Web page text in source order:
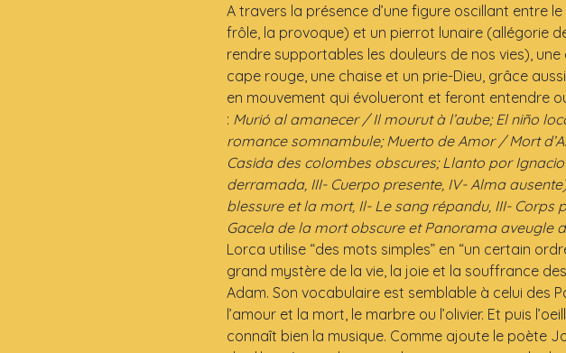
A travers la présence d’une figure oscillant entre
frôle, la provoque) et un pierrot lunaire (allégorie
rendre supportables les douleurs de nos vies),
cape rouge, une chaise et un prie-Dieu, grâce
en mouvement qui évolueront et feront entendre
: Murió al amanecer / Il mourut à l’aube; El niño
romance somnambule; Muerto de Amor / Mort
Casida des colombes obscures; Llanto por
derramada, III- Cuerpo presente, IV- Alma
blessure et la mort, Il- Le sang répandu, III- Corps
Gacela de la mort obscure et Panorama aveugle
Lorca utilise “des mots simples” en “un certain
grand mystère de la vie, la joie et la souffrance
Adam. Son vocabulaire est semblable à celui des
l’amour et la mort, le marbre ou l’olivier. Et puis
connaît bien la musique. Comme ajoute le poète